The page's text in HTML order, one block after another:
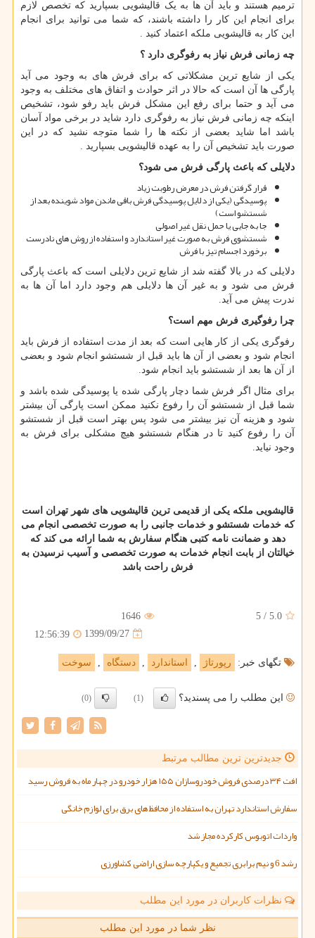
ترمیم هستند و باید آن ها به یک قالیشویی بسپارید که تخصص لازم
برای انجام این کار را داشته باشند، که شما می توانید برای انجام
این کار به قالیشویی ملکه اعتماد کنید .
چه زمانی فرش نیاز به رفوگری دارد ؟
یکی از شایع ترین مشکلاتی که برای فرش های به وجود می آید
پارگی ها آن است که حالا در اثر حوادث و اتفاق های مختلف به وجود
می آید و حتما برای رفع این مشکل فرش باید رفو شود، تشخیص
اینکه چه زمانی فرش نیاز به رفوگری دارد شاید در برخی مواد آسان
باشد اما شاید بعضی از نکته ها را شما متوجه نشید که در این
صورت باید تشخیص آن را به عهده قالیشویی بسپارید .
دلایلی که باعث پارگی فرش می شود؟
قرار گرفتن فرش در معرض رطوبت زیاد
پوسیدگی (یکی از دلایل پوسیدگی فرش باقی ماندن مواد شوینده بعد از
شستشو است)
جا به جایی یا حمل نقل غیر اصولی
شستشوی فرش به صورت غیر استاندارد و استفاده از روش های نادرست
برخورد اجسام تیز با فرش
دلایلی که در بالا گفته شد از شایع ترین دلایلی است که باعث پارگی
فرش می شود و به غیر آن ها دلایلی هم وجود دارد اما آن ها به
ندرت پیش می آید.
چرا رفوگیری فرش مهم است؟
رفوگری یکی از کار هایی است که بعد از مدت استفاده از فرش باید
انجام شود و بعضی از آن ها باید قبل از شستشو انجام شود و بعضی
از آن ها بعد از شستشو باید انجام شود.
برای مثال اگر فرش شما دچار پارگی شده یا پوسیدگی شده باشد و
شما قبل از شستشو آن را رفوع نکنید ممکن است پارگی آن بیشتر
شود و هزینه آن نیز بیشتر می شود پس بهتر است قبل از شستشو
آن را رفوع کنید تا در هنگام شستشو هیچ مشکلی برای فرش به
وجود نیاید.
قالیشویی ملکه یکی از قدیمی ترین قالیشویی های شهر تهران است
که خدمات شستشو و خدمات جانبی را به صورت تخصصی انجام می
دهد و ضمانت نامه کتبی هنگام سفارش به شما ارائه می کند که
خیالتان از بابت انجام خدمات به صورت تخصصی و آسیب نرسیدن به
فرش راحت باشد
5.0
/
5
1646
1399/09/27
12:56:39
تگهای خبر: رپورتاژ استاندارد دستگاه سوخت
این مطلب را می پسندید؟ (1)
(0)
جدیدترین ترین مطالب مرتبط
افت ۳۴ درصدی فروش خودروسازان ۱۵۵ هزار خودرو در چهار ماه به فروش رسید
سفارش استاندارد تهران به استفاده از محافظ های برق برای لوازم خانگی
واردات اتوبوس کارکرده مجاز شد
رشد 6 و نیم برابری تجمیع و یکپارچه سازی اراضی کشاورزی
نظرات کاربران در مورد این مطلب
نظر شما در مورد این مطلب